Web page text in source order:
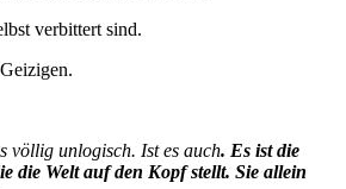
verbittert sind.
völlig unlogisch. Ist es auch. Es ist die
die Welt auf den Kopf stellt. Sie allein